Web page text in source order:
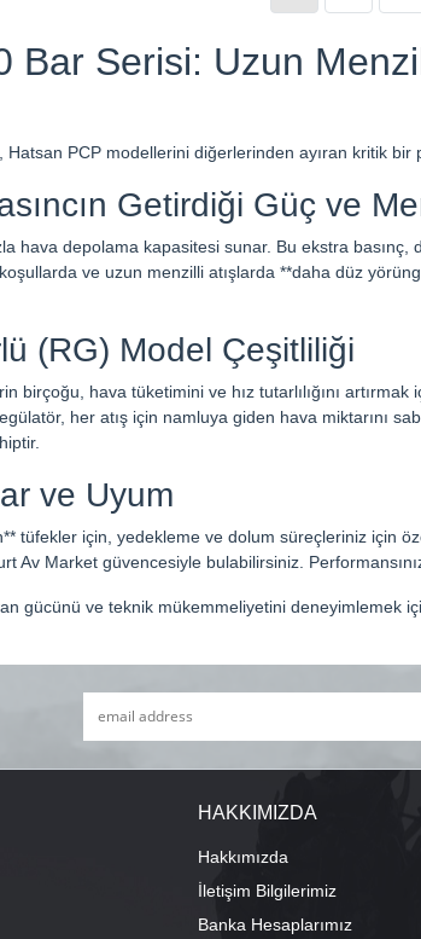
Bar Serisi: Uzun
Hatsan PCP modellerini diğerlerinden ayıran kritik
Getirdiği Güç ve
hava depolama kapasitesi sunar. Bu ekstra basınç,
ve uzun menzilli atışlarda **daha düz
(RG) Model Çeşitliliği
birçoğu, hava tüketimini ve hız tutarlılığını
her atış için namluya giden hava miktarını
ve Uyum
tüfekler için, yedekleme ve dolum süreçleriniz için
Av Market güvencesiyle bulabilirsiniz.
gücünü ve teknik mükemmeliyetini
HAKKIMIZDA
Hakkımızda
İletişim Bilgilerimiz
Banka Hesaplarımız